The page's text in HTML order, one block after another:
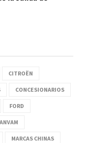
CITROËN
CONCESIONARIOS
FORD
MARCAS CHINAS